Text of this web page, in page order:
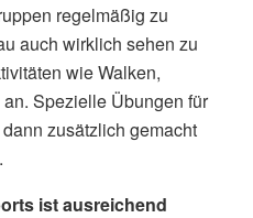
regelmäßig zu
auch wirklich sehen zu
wie Walken,
Spezielle Übungen für
zusätzlich gemacht
ist ausreichend